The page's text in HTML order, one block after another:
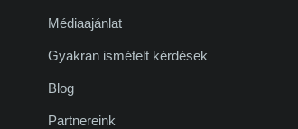
Médiaajánlat
Gyakran ismételt kérdések
Blog
Partnereink